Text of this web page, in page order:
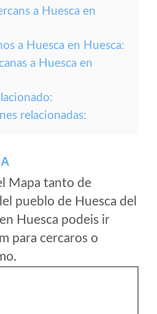
a Huesca en
a Huesca en Huesca:
a Huesca en
relacionadas:
Mapa tanto de
pueblo de Huesca del
Huesca podeis ir
para cercaros o